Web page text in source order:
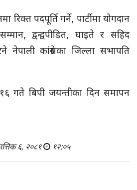
रिक्त पदपूर्ति गर्ने, पार्टीमा योगदान
द्वन्द्वपीडित, घाइते र सहिद
नेपालीकांग्रेसका जिल्ला सभापति
गते बिपीजयन्तीका दिन समापन
६, २०८१ १२:०५